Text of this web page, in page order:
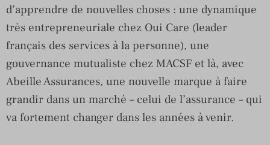
d’apprendre de nouvelles choses : une dynamique
très entrepreneuriale chez Oui Care (leader
français des services à la personne), une
gouvernance mutualiste chez MACSF et là, avec
Abeille Assurances, une nouvelle marque à faire
grandir dans un marché – celui de l’assurance – qui
va fortement changer dans les années à venir.